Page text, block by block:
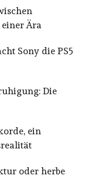
Ära
Sony die PS5
Die
ein
oder herbe